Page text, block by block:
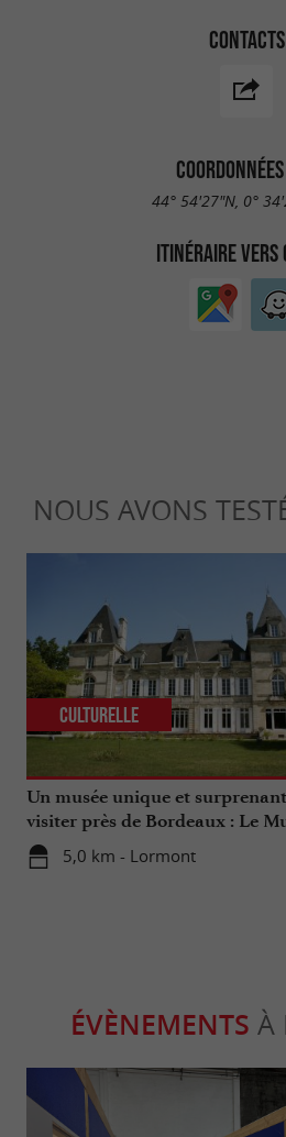
CONTACTS
44° 54'27"N, 0°
ITINÉRAIRE VERS
NOUS AVONS
Un musée unique et
visiter près de Bordeaux : Le
National de l’Assurance Maladie
5,0 km - Lormont
Culturelle
ÉVÈNEMENTS À